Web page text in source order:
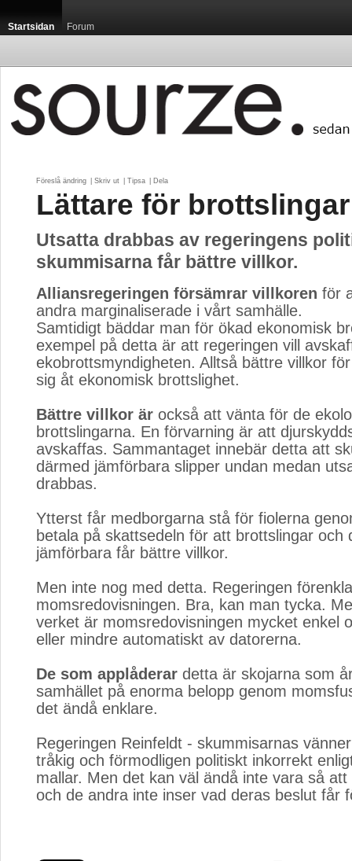
Startsidan Forum
Föreslå ändring Skriv ut Tipsa Dela
Lättare för brottslingar
Utsatta drabbas av regeringens
skummisarna får bättre villkor.
Alliansregeringen försämrar villkoren för
andra marginaliserade i vårt samhälle.
Samtidigt bäddar man för ökad ekonomisk
exempel på detta är att regeringen vill
ekobrottsmyndigheten. Alltså bättre villkor
sig åt ekonomisk brottslighet.
Bättre villkor är också att vänta för de
brottslingarna. En förvarning är att
avskaffas. Sammantaget innebär detta att
därmed jämförbara slipper undan medan
drabbas.
Ytterst får medborgarna stå för fiolerna
betala på skattsedeln för att brottslingar och
jämförbara får bättre villkor.
Men inte nog med detta. Regeringen
momsredovisningen. Bra, kan man tycka.
verket är momsredovisningen mycket enkel
eller mindre automatiskt av datorerna.
De som applåderar detta är skojarna som
samhället på enorma belopp genom
det ändå enklare.
Regeringen Reinfeldt - skummisarnas
tråkig och förmodligen politiskt inkorrekt
mallar. Men det kan väl ändå inte vara så
och de andra inte inser vad deras beslut får